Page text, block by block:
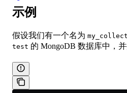
示例
假设我们有一个名为
test 的 MongoDB 数据库中，